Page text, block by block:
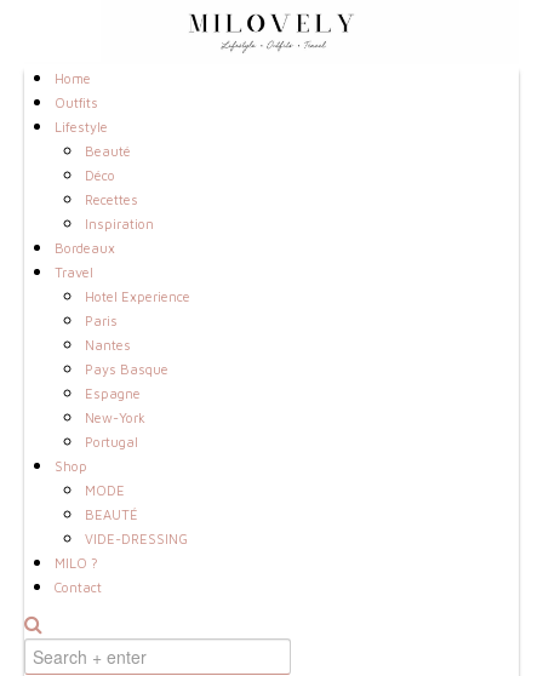
Home
Outfits
Lifestyle
Beauté
Déco
Recettes
Inspiration
Bordeaux
Travel
Hotel Experience
Paris
Nantes
Pays Basque
Espagne
New-York
Portugal
Shop
MODE
BEAUTÉ
VIDE-DRESSING
MILO ?
Contact